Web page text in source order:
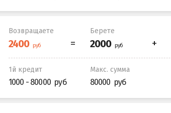
Возвращаете Берете
1й кредит
1000 - 80000
Макс. сумма
80000